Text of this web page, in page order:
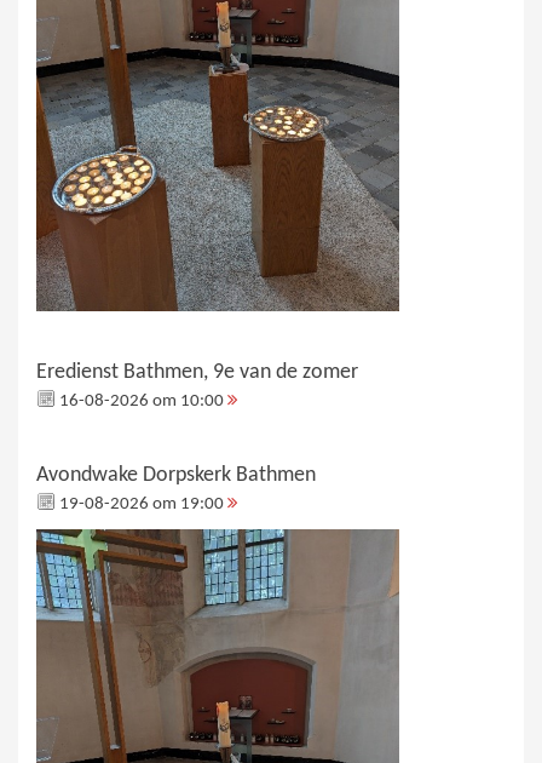
Eredienst Bathmen, 9e van de zomer
16-08-2026 om 10:00
Avondwake Dorpskerk Bathmen
19-08-2026 om 19:00